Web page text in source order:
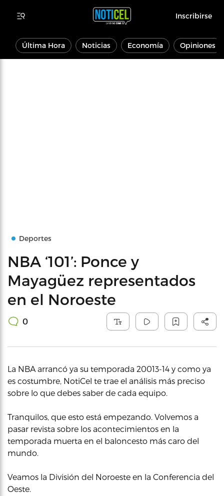
Inscribirse
Última Hora Noticias Economía Opiniones
Deportes
NBA ‘101’: Ponce y
Mayagüez representados
en el Noroeste
0
La NBA arrancó ya su temporada 20013-14 y como ya
es costumbre, NotiCel te trae el análisis más preciso
sobre lo que debes saber de cada equipo.
Tranquilos, que esto está empezando. Volvemos a
pasar revista sobre los acontecimientos en la
temporada muerta en el baloncesto más caro del
mundo.
Veamos la División del Noroeste en la Conferencia del
Oeste.